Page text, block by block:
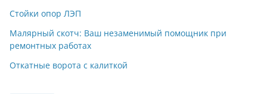
Стойки опор ЛЭП
Малярный скотч: Ваш незаменимый помощник при
ремонтных работах
Откатные ворота с калиткой